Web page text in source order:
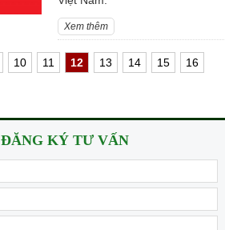
Xem thêm
10 11 12 13 14 15
16
ĐĂNG KÝ TƯ VẤN